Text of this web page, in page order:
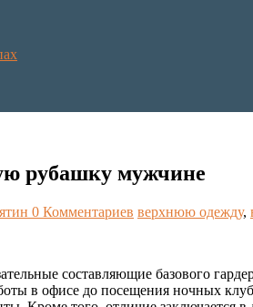
рубашку мужчине
0 Комментариев верхнюю одежду,
составляющие базового
в офисе до посещения ночных